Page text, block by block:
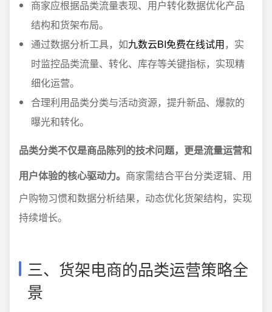
商家应根据品类流量表现、用户转化数据优化产品
结构和货架布局。
通过数据分析工具，如九数云BI免费在线试用，实
时监控品类流量、转化、库存等关键指标，实现精
细化运营。
合理利用品类分类与活动资源，提升新品、爆款的
曝光和转化。
品类分类不仅是商品陈列的技术问题，更是流量运营和
用户体验的核心驱动力。 商家需结合平台分类逻辑、用
户购物习惯和数据分析结果，动态优化货架结构，实现
持续增长。
三、货架电商的品类运营策略全
景